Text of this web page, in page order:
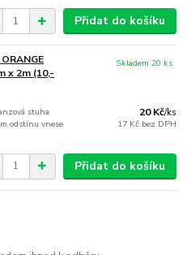
Přidat do košíku
x 2m (10,-
stuha
odstínu vnese
20 Kč/ks
17 Kč bez DPH
Skladem 20 ks
Přidat do košíku